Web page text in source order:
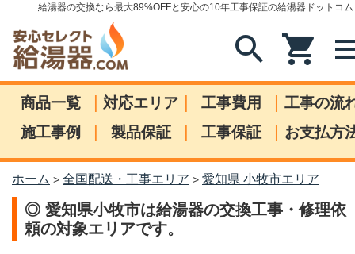
給湯器の交換なら最大89%OFFと安心の10年工事保証の給湯器ドットコム
search shopping_cart
商品一覧 | 対応エリア | 工事費用 | 工事の流
施工事例
| 製品保証 | 工事保証 | お支払方
ホーム > 全国配送・工事エリア > 愛知県 小牧市エリア
◎ 愛知県小牧市は給湯器の交換工事・修理依
頼の対象エリアです。